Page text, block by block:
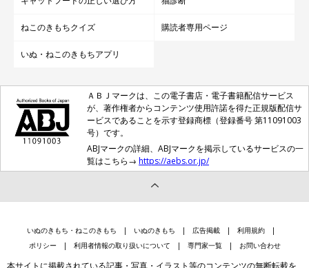
ねこのきもちクイズ 購読者専用ページ
いぬ・ねこのきもちアプリ
ＡＢＪマークは、この電子書店・電子書籍配信サービス
が、著作権者からコンテンツ使用許諾を得た正規版配信サ
ービスであることを示す登録商標（登録番号 第11091003
号）です。
ABJマークの詳細、ABJマークを掲示しているサービスの一
覧はこちら→ https://aebs.or.jp/
いぬのきもち・ねこのきもち いぬのきもち 広告掲載
利用規約
ポリシー
利用者情報の取り扱いについて 専門家一覧 お問い合わせ
本サイトに掲載されている記事・写真・イラスト等のコンテンツの無断転載を